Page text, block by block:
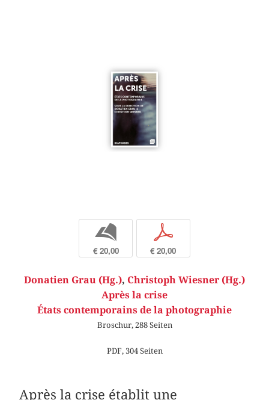
b
€ 20,00
p
€ 20,00
Donatien Grau (Hg.), Christoph Wiesner (Hg.)
Après la crise
États contemporains de la photographie
Broschur, 288 Seiten
PDF, 304 Seiten
Après la crise établit une